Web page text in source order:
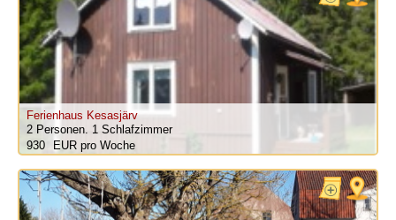
Ferienhaus Kesasjärv
2 Personen. 1 Schlafzimmer
930
pro Woche